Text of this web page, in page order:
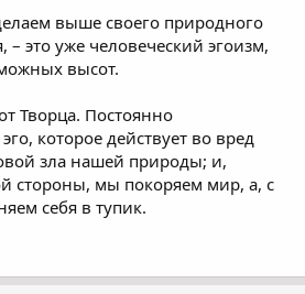
выше своего природного
это уже человеческий эгоизм,
высот.
Творца. Постоянно
которое действует во вред
зла нашей природы; и,
стороны, мы покоряем мир, а, с
себя в тупик.